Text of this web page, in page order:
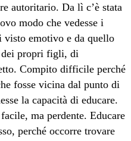
autoritario. Da lì c’è stata
modo che vedesse i
emotivo e da quello
dei propri figli, di
Compito difficile perché
fosse vicina dal punto di
la capacità di educare.
ma perdente. Educare
perché occorre trovare